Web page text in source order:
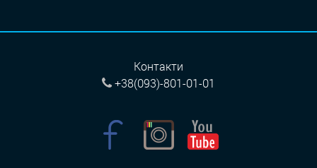
Контакти
+38(093)-801-01-01